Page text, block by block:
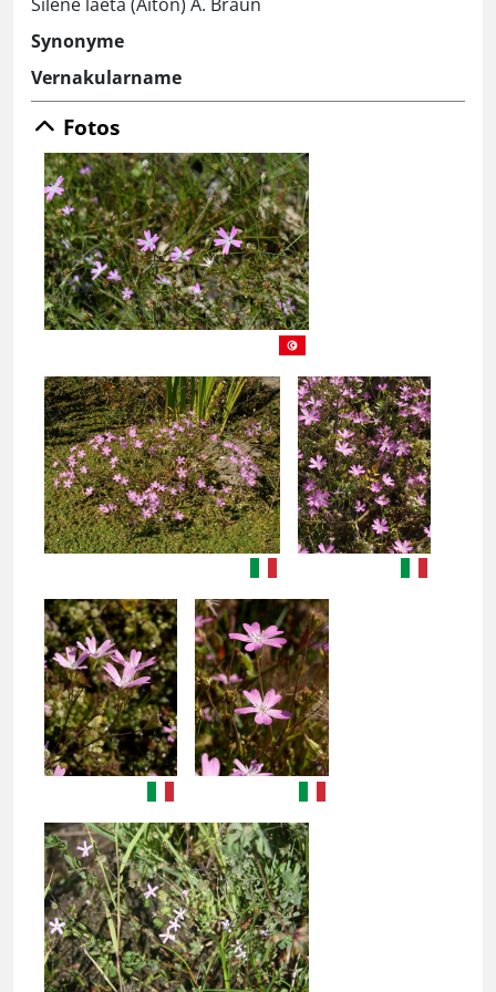
Synonyme
Vernakularname
Fotos